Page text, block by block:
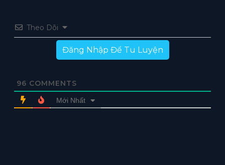
Theo Dõi
Đăng Nhập Để Tu Luyện
96 COMMENTS
Mới Nhất